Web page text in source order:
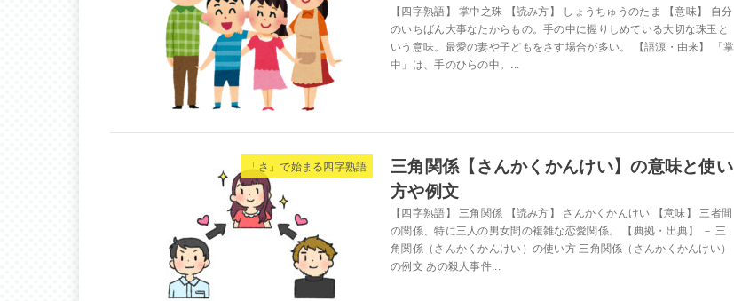
【四字熟語】 掌中之珠 【読み方】 しょうちゅうのたま 【意味】 自分
のいちばん大事なたからもの。手の中に握りしめている大切な珠玉と
いう意味。最愛の妻や子どもをさす場合が多い。 【語源・由来】 「掌
中」は、手のひらの中。...
「さ」で始まる四字熟語
三角関係【さんかくかんけい】の意味と使い
方や例文
【四字熟語】 三角関係 【読み方】 さんかくかんけい 【意味】 三者間
の関係、特に三人の男女間の複雑な恋愛関係。 【典拠・出典】 － 三
角関係（さんかくかんけい）の使い方 三角関係（さんかくかんけい）
の例文 あの殺人事件...